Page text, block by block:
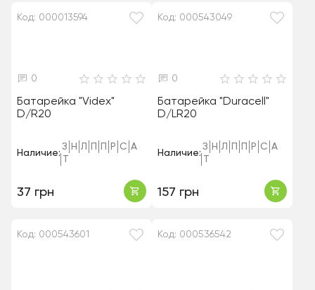
Код: 000013594
0
Батарейка "Videx"
D/R20
Наличие:
З Н Л Р С А
37 грн
Код: 000543049
0
Батарейка "Duracell"
D/LR20
Наличие:
З Н Л Р С А
157 грн
Код: 000543601 Код: 000536542